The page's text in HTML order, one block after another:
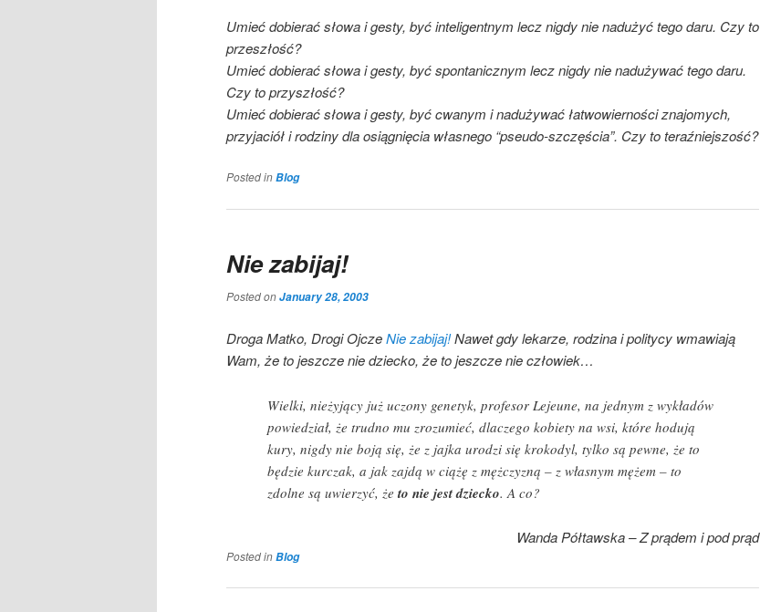
Umieć dobierać słowa i gesty, być inteligentnym lecz nigdy nie nadużyć tego daru. Czy to
przeszłość?
Umieć dobierać słowa i gesty, być spontanicznym lecz nigdy nie nadużywać tego daru.
Czy to przyszłość?
Umieć dobierać słowa i gesty, być cwanym i nadużywać łatwowierności znajomych,
przyjaciół i rodziny dla osiągnięcia własnego “pseudo-szczęścia”. Czy to teraźniejszość?
Posted inBlog
Nie zabijaj!
Posted onJanuary 28, 2003
Droga Matko, Drogi OjczeNie zabijaj!Nawet gdy lekarze, rodzina i politycy wmawiają
Wam, że to jeszcze nie dziecko, że to jeszcze nie człowiek…
Wielki, nieżyjący już uczony genetyk, profesor Lejeune, na jednym z wykładów
powiedział, że trudno mu zrozumieć, dlaczego kobiety na wsi, które hodują
kury, nigdy nie boją się, że z jajka urodzi się krokodyl, tylko są pewne, że to
będzie kurczak, a jak zajdą w ciążę z mężczyzną – z własnym mężem – to
zdolne są uwierzyć, że to nie jest dziecko. A co?
Wanda Półtawska –Z prądem i pod prąd
Posted inBlog